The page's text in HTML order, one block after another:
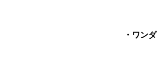
・ワン